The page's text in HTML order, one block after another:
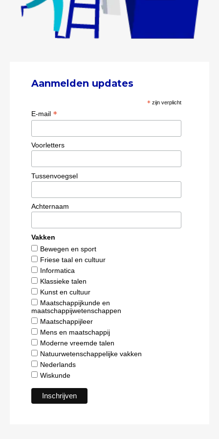
Aanmelden updates
* zijn verplicht
E-mail *
Voorletters
Tussenvoegsel
Achternaam
Vakken
Bewegen en sport
Friese taal en cultuur
Informatica
Klassieke talen
Kunst en cultuur
Maatschappijkunde en
maatschappijwetenschappen
Maatschappijleer
Mens en maatschappij
Moderne vreemde talen
Natuurwetenschappelijke vakken
Nederlands
Wiskunde